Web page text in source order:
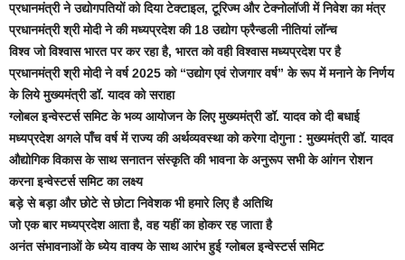
प्रधानमंत्री ने उद्योगपतियों को दिया टेक्टाइल, टूरिज्म और टेक्नोलॉजी में निवेश का मंत्र
प्रधानमंत्री श्री मोदी ने की मध्यप्रदेश की 18 उद्योग फ्रैन्डली नीतियां लॉन्च
विश्व जो विश्वास भारत पर कर रहा है, भारत को वही विश्वास मध्यप्रदेश पर है
प्रधानमंत्री श्री मोदी ने वर्ष 2025 को “उद्योग एवं रोजगार वर्ष” के रूप में मनाने के निर्णय
के लिये मुख्यमंत्री डॉ. यादव को सराहा
ग्लोबल इन्वेस्टर्स समिट के भव्य आयोजन के लिए मुख्यमंत्री डॉ. यादव को दी बधाई
मध्यप्रदेश अगले पाँच वर्ष में राज्य की अर्थव्यवस्था को करेगा दोगुना : मुख्यमंत्री डॉ. यादव
औद्योगिक विकास के साथ सनातन संस्कृति की भावना के अनुरूप सभी के आंगन रोशन
करना इन्वेस्टर्स समिट का लक्ष्य
बड़े से बड़ा और छोटे से छोटा निवेशक भी हमारे लिए है अतिथि
जो एक बार मध्यप्रदेश आता है, वह यहीं का होकर रह जाता है
अनंत संभावनाओं के ध्येय वाक्य के साथ आरंभ हुई ग्लोबल इन्वेस्टर्स समिट